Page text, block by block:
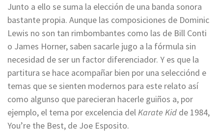
Junto a ello se suma la elección de una banda sonora
bastante propia. Aunque las composiciones de Dominic
Lewis no son tan rimbombantes como las de Bill Conti
o James Horner, saben sacarle jugo a la fórmula sin
necesidad de ser un factor diferenciador. Y es que la
partitura se hace acompañar bien por una selecciónd e
temas que se sienten modernos para este relato así
como algunso que parecieran hacerle guiños a, por
ejemplo, el tema por excelencia delKarate Kid de 1984,
You’re the Best, de Joe Esposito.